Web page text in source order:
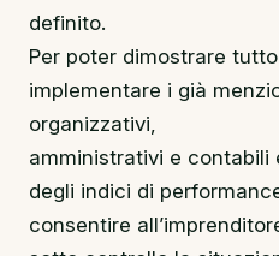
definito.
Per poter dimostrare
implementare i già
organizzativi,
amministrativi e
degli indici di
consentire